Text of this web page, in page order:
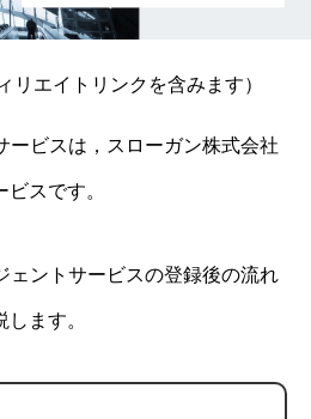
リエイトリンクを含みます）
ービスは，スローガン株式会社
スです。
ェントサービスの登録後の流れ
ます。